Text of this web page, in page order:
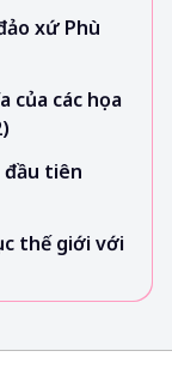
xứ Phù
của các họa
đầu tiên
thế giới với